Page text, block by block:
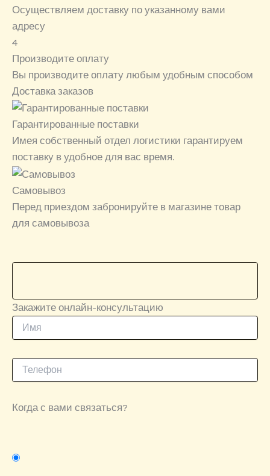
Осуществляем доставку по указанному вами
адресу
4
Производите оплату
Вы производите оплату любым удобным способом
Доставка заказов
Гарантированные поставки
Имея собственный отдел логистики гарантируем
поставку в удобное для вас время.
Самовывоз
Перед приездом забронируйте в магазине товар
для самовывоза
Закажите онлайн-консультацию
Когда с вами связаться?